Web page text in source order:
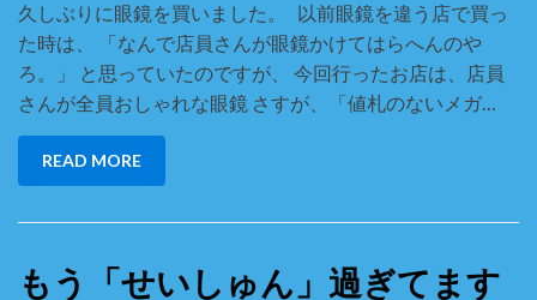
お
か
い
も
久しぶりに眼鏡を買いました。 以前眼鏡を違う店で買っ
た時は、 「なんで店員さんが眼鏡かけてはらへんのや
ろ。」 と思っていたのですが、 今回行ったお店は、店員
さんが全員おしゃれな眼鏡 さすが、「値札のないメガ…
READ MORE
もう「せいしゅん」過ぎてます